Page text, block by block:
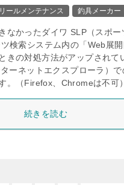
リールメンテナンス 釣具メーカー
なかったダイワ SLP（スポー
検索システム内の「Web展
きの対処方法がアップされて
ーネットエクスプローラ）
。（Firefox、Chromeは不可）
続きを読む